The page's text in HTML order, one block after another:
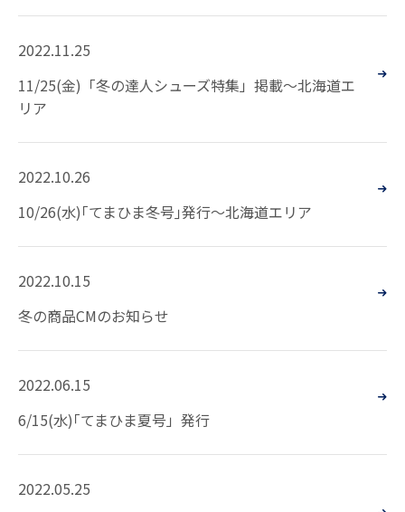
2022.11.25
11/25(金)「冬の達人シューズ特集」掲載～北海道エ
リア
2022.10.26
10/26(水)｢てまひま冬号｣発行～北海道エリア
2022.10.15
冬の商品CMのお知らせ
2022.06.15
6/15(水)｢てまひま夏号」発行
2022.05.25